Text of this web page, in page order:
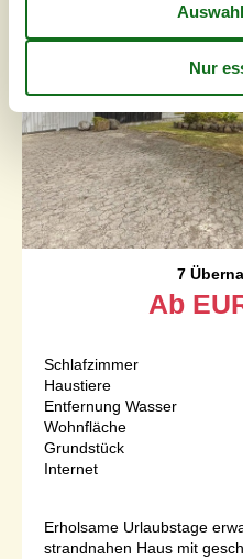
7
Ab
Schlafzimmer
Haustiere
Entfernung Wasser
Wohnfläche
Grundstück
Internet
Erholsame Urlaubstage
strandnahen Haus mit